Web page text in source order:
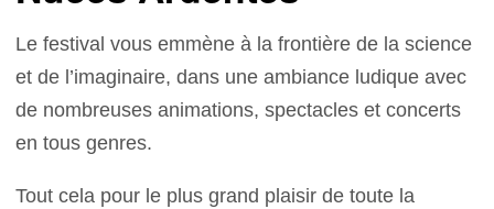
Le festival vous emmène à la frontière de la science
et de l’imaginaire, dans une ambiance ludique avec
de nombreuses animations, spectacles et concerts
en tous genres.
Tout cela pour le plus grand plaisir de toute la